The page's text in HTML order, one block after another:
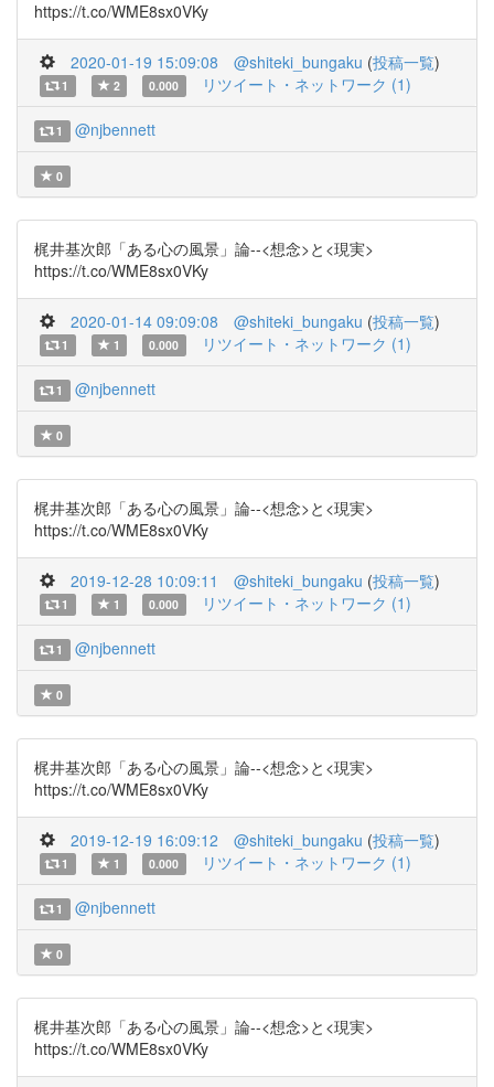
https://t.co/WME8sx0VKy
2020-01-19 15:09:08 @shiteki_bungaku (投稿一覧)
1 2 0.000 リツイート・ネットワーク (1)
1 @njbennett
0
梶井基次郎「ある心の風景」論--<想念>と<現実>
https://t.co/WME8sx0VKy
2020-01-14 09:09:08 @shiteki_bungaku (投稿一覧)
1 1 0.000 リツイート・ネットワーク (1)
1 @njbennett
0
梶井基次郎「ある心の風景」論--<想念>と<現実>
https://t.co/WME8sx0VKy
2019-12-28 10:09:11 @shiteki_bungaku (投稿一覧)
1 1 0.000 リツイート・ネットワーク (1)
1 @njbennett
0
梶井基次郎「ある心の風景」論--<想念>と<現実>
https://t.co/WME8sx0VKy
2019-12-19 16:09:12 @shiteki_bungaku (投稿一覧)
1 1 0.000 リツイート・ネットワーク (1)
1 @njbennett
0
梶井基次郎「ある心の風景」論--<想念>と<現実>
https://t.co/WME8sx0VKy